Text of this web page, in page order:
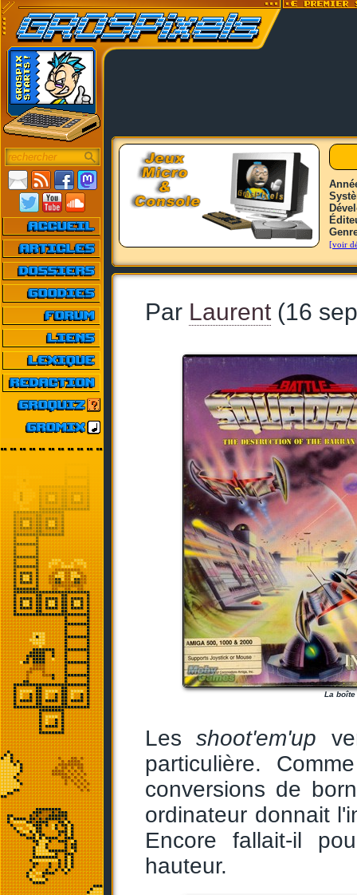
[voir
Par Laurent (16
La
Lesshoot'em'up
particulière.
conversions de
ordinateur donnait
Encore fallait-il
hauteur.